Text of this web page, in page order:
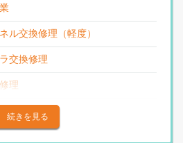
ル交換修理（軽度）
交換修理
理
レンズ交換修理
続きを見る